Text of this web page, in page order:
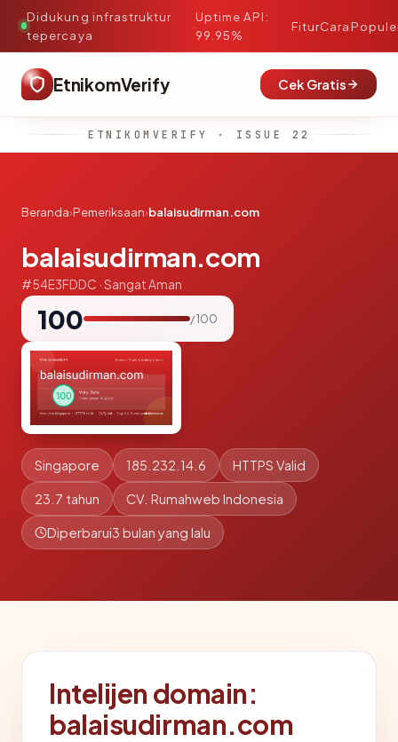
Didukung infrastruktur
tepercaya
·
Uptime API:
99.95%
FiturCara
EtnikomVerify Cek Gratis
ETNIKOMVERIFY · ISSUE 22
Beranda›Pemeriksaan›balaisudirman.com
balaisudirman.com
#54E3FDDC · Sangat Aman
100 / 100
Singapore 185.232.14.6 HTTPS Valid
23.7 tahun CV. Rumahweb Indonesia
Diperbarui3 bulan yang lalu
Intelijen domain:
balaisudirman.com